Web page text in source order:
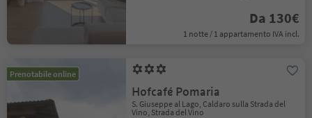
Da 130€
1 notte / 1 appartamento IVA incl.
Prenotabile online
Hofcafé Pomaria
S. Giuseppe al Lago, Caldaro sulla Strada del
Vino, Strada del Vino